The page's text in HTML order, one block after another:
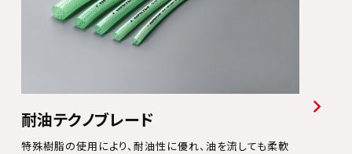
耐油テクノブレード
特殊樹脂の使用により、耐油性に優れ、油を流しても柔軟